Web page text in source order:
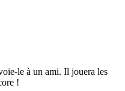
le à un ami. Il jouera les
!